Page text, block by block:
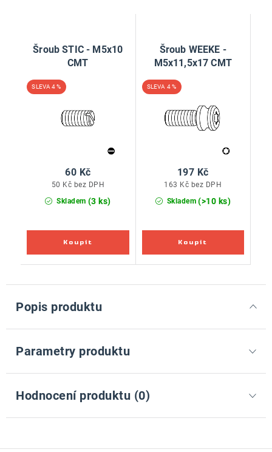
Šroub STIC - M5x10
CMT
4 %
Skladem (3 ks)
50 Kč bez DPH
60 Kč
Šroub WEEKE -
M5x11,5x17 CMT
4 %
Skladem (>10 ks)
163 Kč bez DPH
197 Kč
Popis produktu
Parametry produktu
Hodnocení produktu (0)